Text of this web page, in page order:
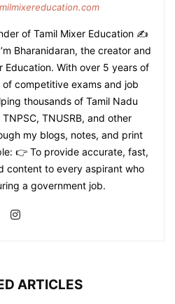
of Tamil Mixer Education ✍️
Bharanidaran, the creator and
Education. With over 5 years of
competitive exams and job
thousands of Tamil Nadu
TNUSRB, and other
my blogs, notes, and print
👉 To provide accurate, fast,
content to every aspirant who
a government job.
ARTICLES